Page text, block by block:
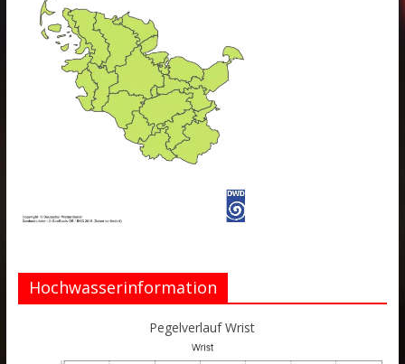
Hochwasserinformation
Pegelverlauf Wrist